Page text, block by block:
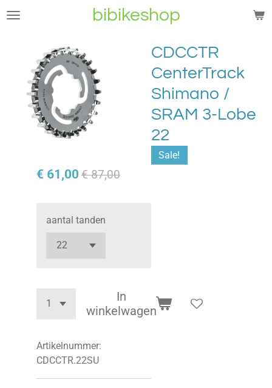
Ga
hoofdinhoud
bibikeshop
CDCCTR
CenterTrack
Shimano /
SRAM 3-Lobe
22
Sale!
€ 61,00 € 87,00
aantal tanden
In
winkelwagen
Artikelnummer:
CDCCTR.22SU